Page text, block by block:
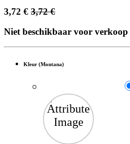
3,72 € 3,72€
Niet beschikbaar voor verkoop
Kleur (Montana)